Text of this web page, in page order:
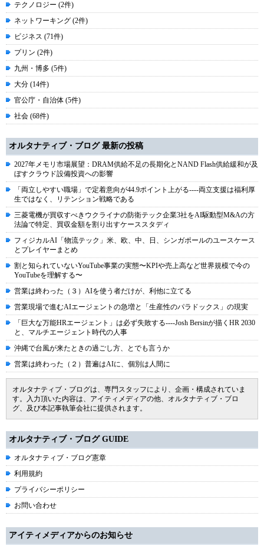
テクノロジー (2件)
ネットワーキング (2件)
ビジネス (71件)
プリン (2件)
九州・博多 (5件)
大分 (14件)
官公庁・自治体 (5件)
社会 (68件)
オルタナティブ・ブログ 最新の投稿
2027年メモリ市場展望：DRAM供給不足の長期化とNAND Flash供給緩和が及
ぼすクラウド設備投資への影響
「両立しやすい職場」で定着意向が44.9ポイント上がる----両立支援は福利厚
生ではなく、リテンション戦略である
三菱電機が買収すべきウクライナの防衛テック企業3社をAI駆動型M&Aの方
法論で特定、買収金額を割り出すケーススタディ
フィジカルAI「物流テック」米、欧、中、日、シンガポールのユースケース
とプレイヤーまとめ
割と知られていないYouTube事業の実態〜KPIや売上高など世界規模で今の
YouTubeを理解する〜
営業は終わった（３）AIを使う者だけが、利他に立てる
営業現場で進むAIエージェントの急増と「生産性のパラドックス」の現実
「巨大な万能HRエージェント」は必ず失敗する----Josh Bersinが描くHR 2030
と、マルチエージェント時代の人事
沖縄で台風が来たときの過ごし方、とでも言うか
営業は終わった（２）普遍はAIに、個別は人間に
オルタナティブ・ブログは、専門スタッフにより、企画・構成されていま
す。入力頂いた内容は、アイティメディアの他、オルタナティブ・ブロ
グ、及び本記事執筆会社に提供されます。
オルタナティブ・ブログ GUIDE
オルタナティブ・ブログ憲章
利用規約
プライバシーポリシー
お問い合わせ
アイティメディアからのお知らせ